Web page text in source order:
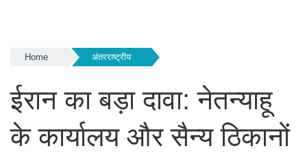
Home अंतरराष्ट्रीय
ईरान का बड़ा दावा: नेतन्याहू
के कार्यालय और सैन्य ठिकानों